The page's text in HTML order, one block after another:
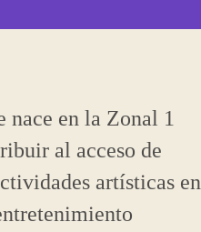
nace en la Zonal 1
al acceso de
artísticas en